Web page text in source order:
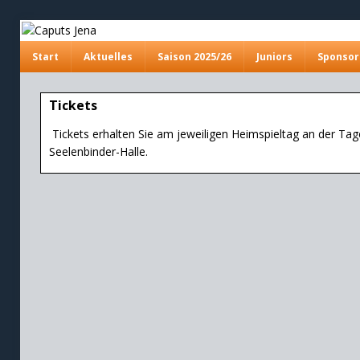
Start Aktuelles Saison 2025/26 Juniors
Tickets
Tickets erhalten Sie am jeweiligen Heimspieltag an der
Seelenbinder-Halle.